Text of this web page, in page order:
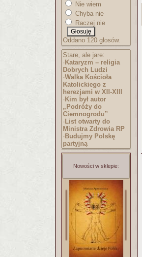
Nie wiem
Chyba nie
Raczej nie
Oddano 120 głosów.
Stare, ale jare:
· Kataryzm – religia
Dobrych Ludzi
·Walka Kościoła
Katolickiego z
herezjami w XII-XIII
· Kim był autor
„Podróży do
Ciemnogrodu”
· List otwarty do
Ministra Zdrowia RP
· Budujmy Polskę
partyjną
Nowości w sklepie: